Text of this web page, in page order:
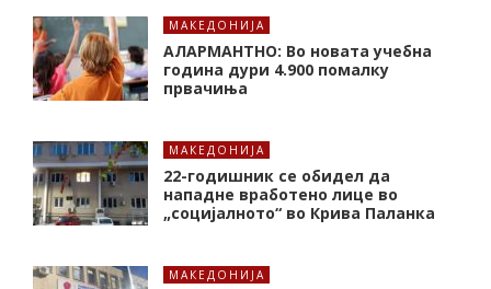
МАКЕДОНИЈА
АЛАРМАНТНО: Во новата учебна
година дури 4.900 помалку
првачиња
МАКЕДОНИЈА
22-годишник се обидел да
нападне вработено лице во
„социјалното“ во Крива Паланка
МАКЕДОНИЈА